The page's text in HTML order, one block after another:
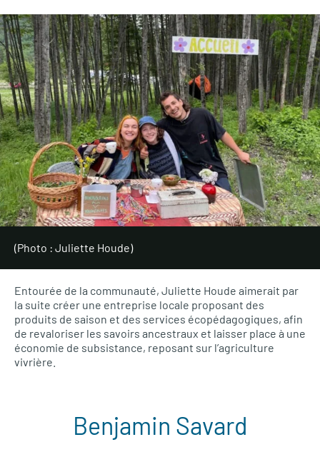
(Photo : Juliette Houde)
Entourée de la communauté, Juliette Houde aimerait par
la suite créer une entreprise locale proposant des
produits de saison et des services écopédagogiques, afin
de revaloriser les savoirs ancestraux et laisser place à une
économie de subsistance, reposant sur l’agriculture
vivrière.
Benjamin Savard